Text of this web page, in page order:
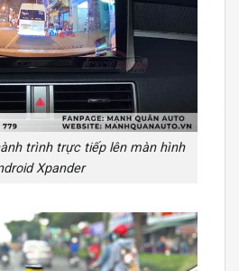
trình trực tiếp lên màn hình
Xpander